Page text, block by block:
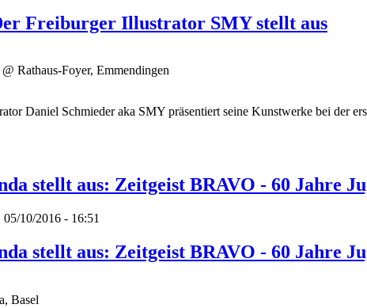
Freiburger Illustrator SMY stellt aus
Rathaus-Foyer, Emmendingen
Daniel Schmieder aka SMY präsentiert seine Kunstwerke bei der
stellt aus: Zeitgeist BRAVO - 60 Jahre
10/2016 - 16:51
stellt aus: Zeitgeist BRAVO - 60 Jahre
Basel